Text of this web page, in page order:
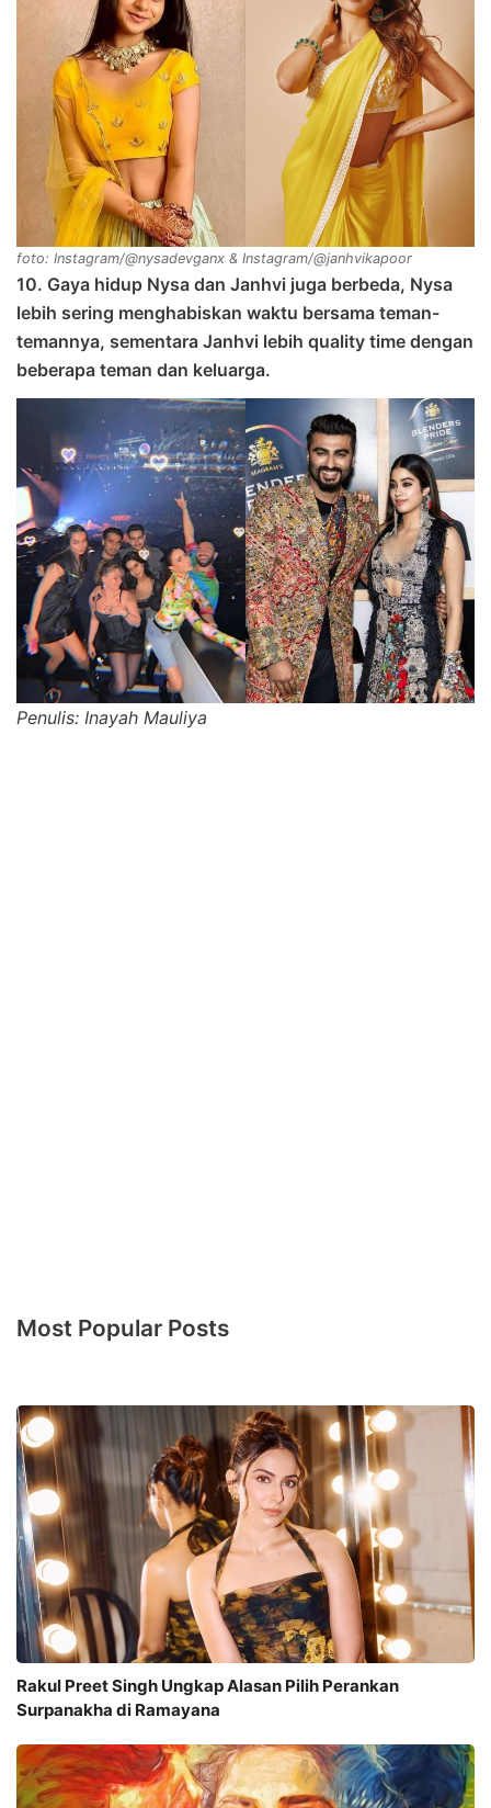
foto: Instagram/@nysadevganx & Instagram/@janhvikapoor
10. Gaya hidup Nysa dan Janhvi juga berbeda, Nysa
lebih sering menghabiskan waktu bersama teman-
temannya, sementara Janhvi lebih quality time dengan
beberapa teman dan keluarga.
Penulis: Inayah Mauliya
Most Popular Posts
Rakul Preet Singh Ungkap Alasan Pilih Perankan
Surpanakha di Ramayana